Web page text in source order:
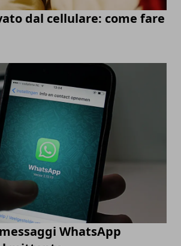
dal cellulare: come fare
WhatsApp